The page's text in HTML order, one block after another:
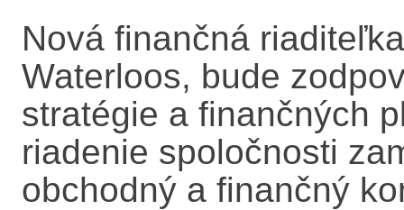
Nová finančná
Waterloos, bude
stratégie a finančných
riadenie spoločnosti
obchodný a finančný